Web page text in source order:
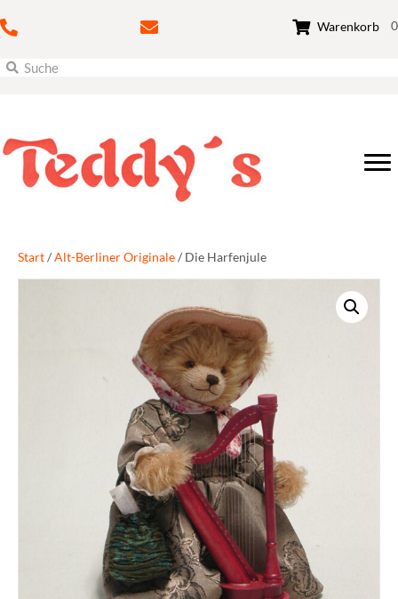
Warenkorb 0
Start/Alt-Berliner Originale/ Die Harfenjule